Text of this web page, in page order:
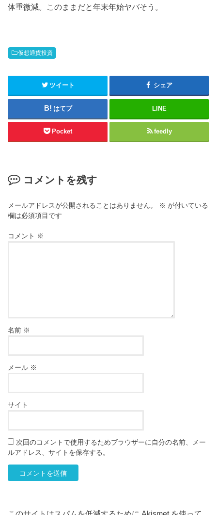
体重微減。このままだと年末年始ヤバそう。
仮想通貨投資
ツイート シェア
はてブ LINE
Pocket feedly
コメントを残す
メールアドレスが公開されることはありません。 ※ が付いている
欄は必須項目です
コメント ※
名前 ※
メール ※
サイト
次回のコメントで使用するためブラウザーに自分の名前、メー
ルアドレス、サイトを保存する。